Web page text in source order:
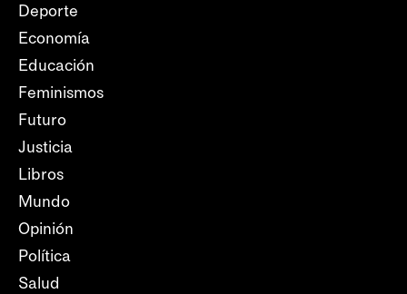
Deporte
Economía
Educación
Feminismos
Futuro
Justicia
Libros
Mundo
Opinión
Política
Salud